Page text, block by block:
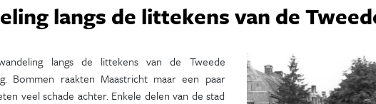
langs de littekens van de
langs de littekens van de Tweede
Bommen raakten Maastricht maar een paar
veel schade achter. Enkele delen van de stad